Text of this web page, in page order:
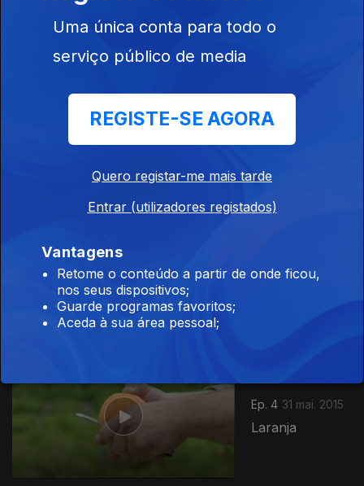
Ep. 6
Ep. 4 31 mai. 2015
Laranja
Uma única conta para todo o
serviço público de media
REGISTE-SE AGORA
Quero registar-me mais tarde
Entrar (utilizadores registados)
Vantagens
Retome o conteúdo a partir de onde ficou,
nos seus dispositivos;
Guarde programas favoritos;
Aceda à sua área pessoal;